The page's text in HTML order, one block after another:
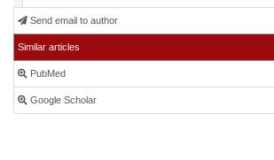
Send email to author
Similar articles
PubMed
Google Scholar